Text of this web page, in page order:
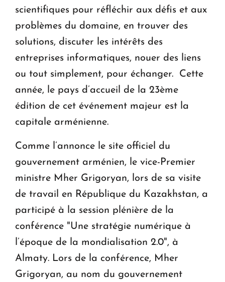
scientifiques pour réfléchir aux défis et aux
problèmes du domaine, en trouver des
solutions, discuter les intérêts des
entreprises informatiques, nouer des liens
ou tout simplement, pour échanger. Cette
année, le pays d’accueil de la 23ème
édition de cet événement majeur est la
capitale arménienne.
Comme l’annonce le site officiel du
gouvernement arménien, le vice-Premier
ministre Mher Grigoryan, lors de sa visite
de travail en République du Kazakhstan, a
participé à la session plénière de la
conférence "Une stratégie numérique à
l’époque de la mondialisation 2.0", à
Almaty. Lors de la conférence, Mher
Grigoryan, au nom du gouvernement